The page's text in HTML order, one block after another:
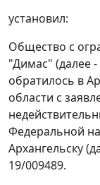
установил:
Общество с
"Димас" (далее
обратилось в
области с
Федеральной
Архангельску
19/009489.